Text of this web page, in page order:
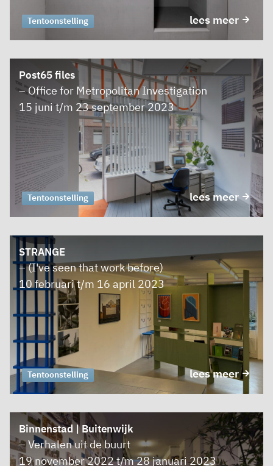
lees meer
Tentoonstelling
Post65 files
– Office for Metropolitan Investigation
15 juni t/m 23 september 2023
lees meer
Tentoonstelling
STRANGE
– (I've seen that work before)
10 februari t/m 16 april 2023
lees meer
Tentoonstelling
Binnenstad | Buitenwijk
– Verhalen uit de buurt
19 november 2022 t/m 28 januari 2023